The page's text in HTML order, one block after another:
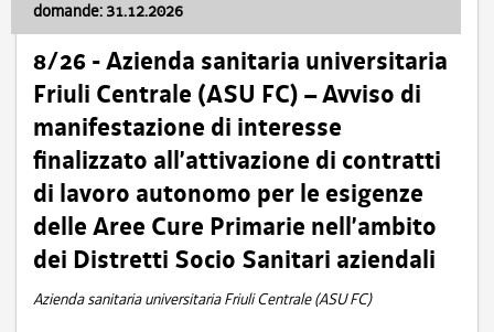
domande: 31.12.2026
8/26 - Azienda sanitaria universitaria
Friuli Centrale (ASU FC) – Avviso di
manifestazione di interesse
finalizzato all’attivazione di contratti
di lavoro autonomo per le esigenze
delle Aree Cure Primarie nell’ambito
dei Distretti Socio Sanitari aziendali
Azienda sanitaria universitaria Friuli Centrale (ASU FC)